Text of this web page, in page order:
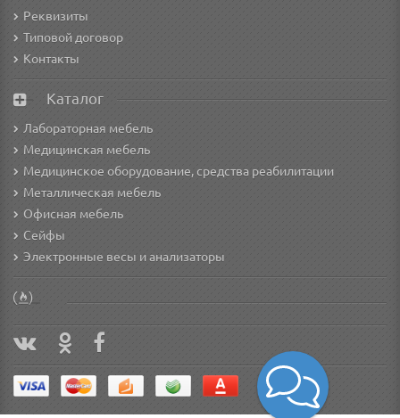
Реквизиты
Типовой договор
Контакты
Каталог
Лабораторная мебель
Медицинская мебель
Медицинское оборудование, средства реабилитации
Металлическая мебель
Офисная мебель
Сейфы
Электронные весы и анализаторы